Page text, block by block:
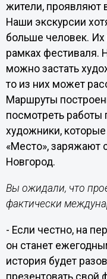
жители, проявляют
Наши экскурсии
больше человек.
рамках фестиваля.
можно застать
то из них может
Маршруты
посмотреть
художники,
«Место», заряжают
Новгород.
Вы ожидали, что
фактически
- Если честно, на
он станет
история будет
презентовать